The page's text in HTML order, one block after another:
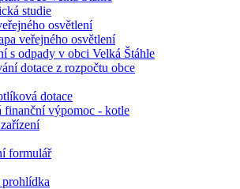
studie
osvětlení
veřejného osvětlení
s odpady v obci Velká Štáhle
dotace z rozpočtu obce
dotace
finanční výpomoc - kotle
formulář